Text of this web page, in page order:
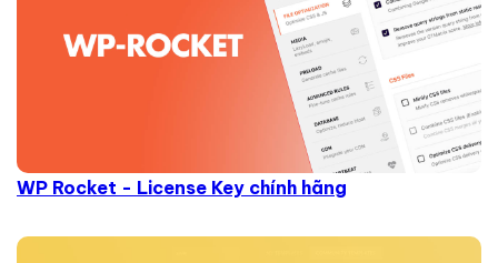
WP Rocket - License Key chính hãng